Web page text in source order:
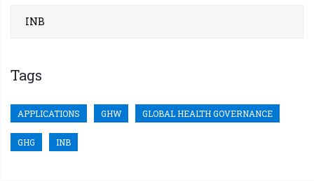
INB
Tags
APPLICATIONS GHW GLOBAL HEALTH GOVERNANCE
GHG INB